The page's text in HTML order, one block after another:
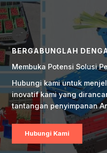
BERGABUNGLAH
Membuka Potensi Solusi
Hubungi kami untuk
inovatif kami yang
tantangan penyimpanan
Hubungi Kami